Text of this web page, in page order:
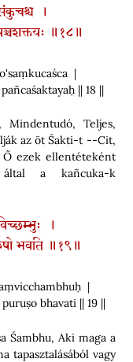
।
॥१८॥
|
|| 18 ||
Mindentudó, Teljes,
az öt Śakti-t --Cit,
Ő ezek ellentéteként
a kañcuka-k
।
भवति ॥१९॥
|
bhavati || 19 ||
Śambhu, Aki maga a
tapasztalásából vagy